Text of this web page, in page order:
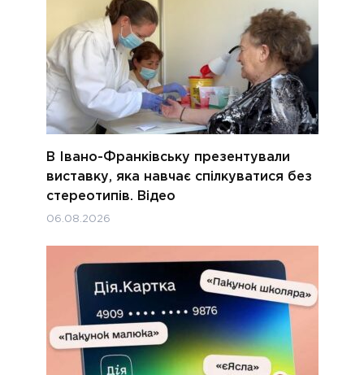
В Івано-Франківську презентували
виставку, яка навчає спілкуватися без
стереотипів. Відео
06.08.2026